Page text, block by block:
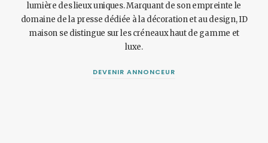
lumière des lieux uniques. Marquant de son empreinte le
domaine de la presse dédiée à la décoration et au design, ID
maison se distingue sur les créneaux haut de gamme et
luxe.
DEVENIR ANNONCEUR